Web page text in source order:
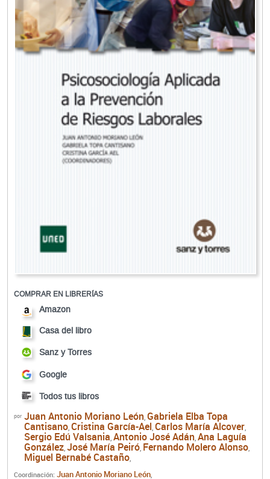
COMPRAR EN LIBRERÍAS
Amazon
Casa del libro
Sanz y Torres
Google
Todos tus libros
por Juan Antonio Moriano León Gabriela Elba Topa
Cantisano Cristina García-Ael Carlos María Alcover
Sergio Edú Valsania Antonio José Adán Ana Laguía
González José María Peiró Fernando Molero Alonso
Miguel Bernabé Castaño
Coordinación: Juan Antonio Moriano León